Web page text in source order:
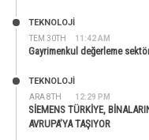
TEM 30TH 11:42 AM
TEKNOLOJİ
Gayrimenkul değerleme
ARA 8TH 12:29 PM
TEKNOLOJİ
SİEMENS TÜRKİYE,
AVRUPA’YA TAŞIYOR